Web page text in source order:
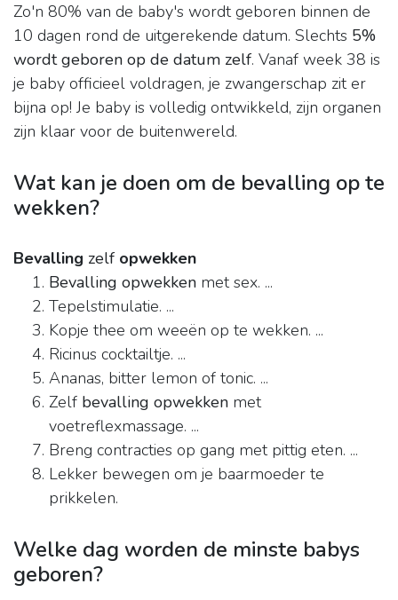
Zo'n 80% van de baby's wordt geboren binnen de
10 dagen rond de uitgerekende datum. Slechts 5%
wordt geboren op de datum zelf. Vanaf week 38 is
je baby officieel voldragen, je zwangerschap zit er
bijna op! Je baby is volledig ontwikkeld, zijn organen
zijn klaar voor de buitenwereld.
Wat kan je doen om de bevalling op te
wekken?
Bevalling zelf opwekken
Bevalling opwekken met sex. ...
Tepelstimulatie. ...
Kopje thee om weeën op te wekken. ...
Ricinus cocktailtje. ...
Ananas, bitter lemon of tonic. ...
Zelf bevalling opwekken met
voetreflexmassage. ...
Breng contracties op gang met pittig eten. ...
Lekker bewegen om je baarmoeder te
prikkelen.
Welke dag worden de minste babys
geboren?